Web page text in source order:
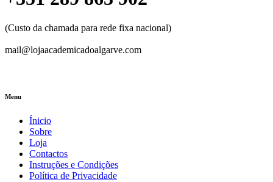
(Custo da chamada para rede fixa nacional)
mail@lojaacademicadoalgarve.com
Menu
Ínicio
Sobre
Loja
Contactos
Instruções e Condições
Política de Privacidade